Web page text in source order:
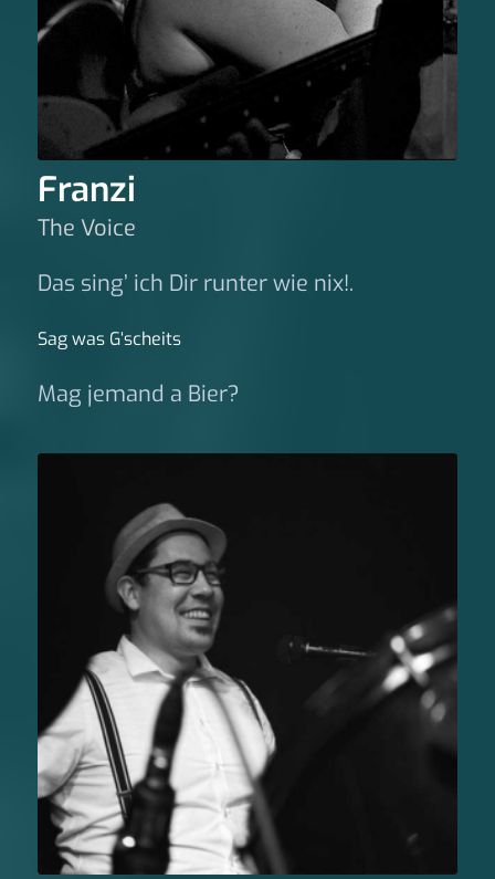
Franzi
The Voice
Das sing’ ich Dir runter wie nix!.
Sag was G‘scheits
Mag jemand a Bier?